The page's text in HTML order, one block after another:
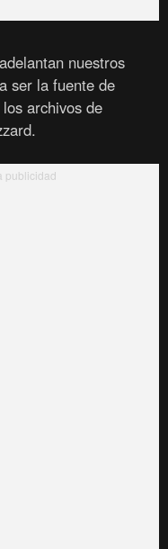
nuestros
ser la fuente de
archivos de